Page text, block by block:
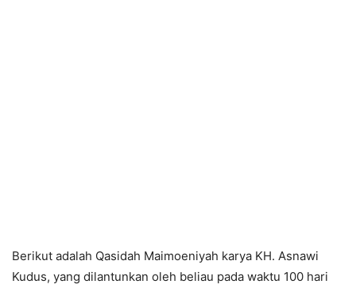
Berikut adalah Qasidah Maimoeniyah karya KH. Asnawi
Kudus, yang dilantunkan oleh beliau pada waktu 100 hari